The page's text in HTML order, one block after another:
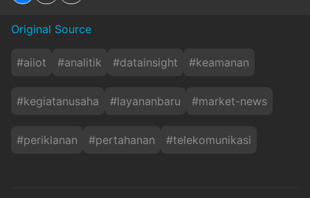
Original Source
#aiiot #analitik #datainsight #keamanan
#kegiatanusaha #layananbaru #market-news
#periklanan #pertahanan #telekomunikasi